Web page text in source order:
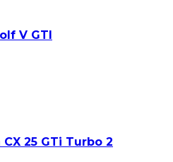
V GTI
25 GTi Turbo 2